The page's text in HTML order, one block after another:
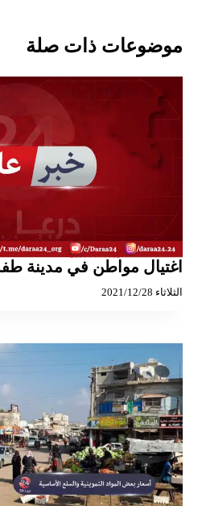
موضوعات ذات صلة
اغتيال مواطن في مدينة
الثلاثاء 2021/12/28